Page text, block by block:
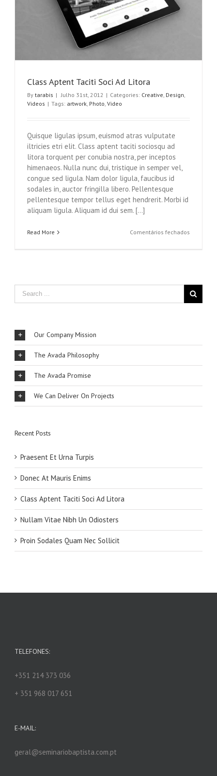
Class Aptent Taciti Soci Ad Litora
By tarabis | Julho 31st, 2012 | Categories: Creative, Design,
Videos | Tags: artwork, Photo, Video
Quisque ligulas ipsum, euismod atras vulputate
iltricies etri elit. Class aptent taciti sociosqu ad
litora torquent per conubia nostra, per inceptos
himenaeos. Nulla nunc dui, tristique in semper vel,
congue sed ligula. Nam dolor ligula, faucibus id
sodales in, auctor fringilla libero. Pellentesque
pellentesque tempor tellus eget hendrerit. Morbi id
aliquam ligula. Aliquam id dui sem. [...]
Read More Comentários fechados
Litora
Our Company Mission
The Avada Philosophy
The Avada Promise
We Can Deliver On Projects
Recent Posts
Praesent Et Urna Turpis
Donec At Mauris Enims
Class Aptent Taciti Soci Ad Litora
Nullam Vitae Nibh Un Odiosters
Proin Sodales Quam Nec Sollicit
TELEFONES:
+351 214 373 036
+ 351 968 017 651
E-MAIL:
geral@seminariobaptista.com.pt